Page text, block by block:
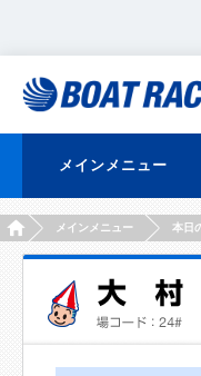
メインメニュー
HOMEメインメニュー 本日